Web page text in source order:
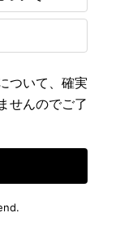
ついて、確実
せんのでご了